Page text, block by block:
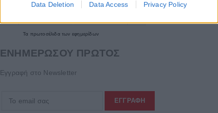
Data Deletion Data Access Privacy Policy
Τα πρωτοσέλιδατων εφημερίδων
ΕΝΗΜΕΡΩΣΟΥ ΠΡΩΤΟΣ
Εγγραφή στο Newsletter